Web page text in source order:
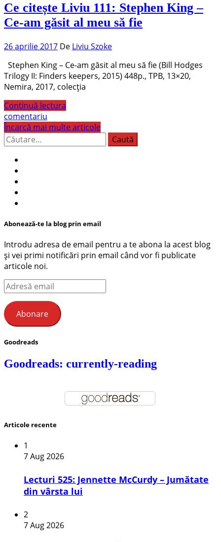
Ce citește Liviu 111: Stephen King –
Ce-am găsit al meu să fie
26 aprilie 2017 De Liviu Szoke
Stephen King – Ce-am găsit al meu să fie (Bill Hodges
Trilogy II: Finders keepers, 2015) 448p., TPB, 13×20,
Nemira, 2017, colecția
Continuă lectura
comentariu
Încarcă mai multe articole
Caută
după:
Abonează-te la blog prin email
Introdu adresa de email pentru a te abona la acest blog
și vei primi notificări prin email când vor fi publicate
articole noi.
Adresă
email
Abonare
Goodreads
Goodreads: currently-reading
Articole recente
1
7 Aug 2026
Lecturi 525: Jennette McCurdy – Jumătate
din vârsta lui
2
7 Aug 2026